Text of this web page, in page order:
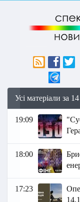
Усі матеріали за
19:09
18:00
17:23